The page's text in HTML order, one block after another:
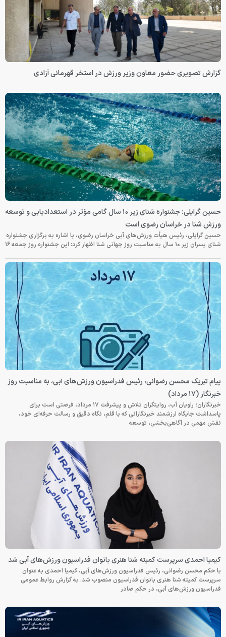
گزارش تصویری حضور معاون وزیر ورزش در استخر قهرمانی آزادی
حسین گرایلی: جشنواره شنای زیر ۱۰ سال گامی مؤثر در استعدادیابی و توسعه
ورزش شنا در خراسان رضوی است
حسین گرایلی، رئیس هیأت ورزش‌های آبی خراسان رضوی، با اشاره به برگزاری جشنواره
شنای پسران زیر ۱۰ سال به مناسبت روز جهانی شنا اظهار کرد: این جشنواره روز جمعه‌ ۱۶
پیام تبریک محسن رضوانی، رئیس فدراسیون ورزش‌های آبی، به مناسبت روز
خبرنگار (۱۷ مرداد)
خبرنگاران؛ راویان آب، روایتگران تلاش و پیشرفت ۱۷ مرداد، فرصتی است برای
پاسداشت جایگاه ارزشمند خبرنگارانی که با قلم، نگاه دقیق و رسالت حرفه‌ای خود،
نقش مهمی در آگاهی‌بخشی، توسعه
کیمیا احمدی سرپرست کمیته شنا هنری بانوان فدراسیون ورزش‌های آبی شد
با حکم محسن رضوانی، رئیس فدراسیون ورزش‌های آبی، کیمیا احمدی به عنوان
سرپرست کمیته شنا هنری بانوان فدراسیون منصوب شد. به گزارش روابط عمومی
فدراسیون ورزش‌های آبی، در حکم صادر